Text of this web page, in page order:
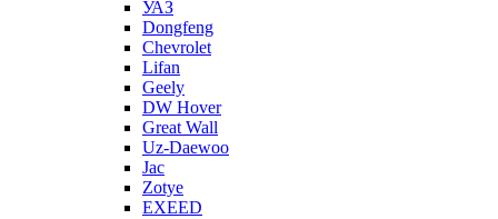
УАЗ
Dongfeng
Chevrolet
Lifan
Geely
DW Hover
Great Wall
Uz-Daewoo
Jac
Zotye
EXEED